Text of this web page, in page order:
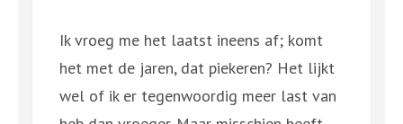
Ik vroeg me het laatst ineens af; komt
het met de jaren, dat piekeren? Het lijkt
wel of ik er tegenwoordig meer last van